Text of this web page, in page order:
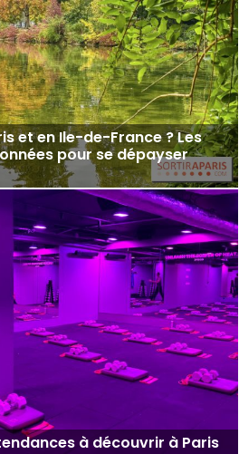
et en Ile-de-France ? Les
pour se dépayser
à découvrir à Paris